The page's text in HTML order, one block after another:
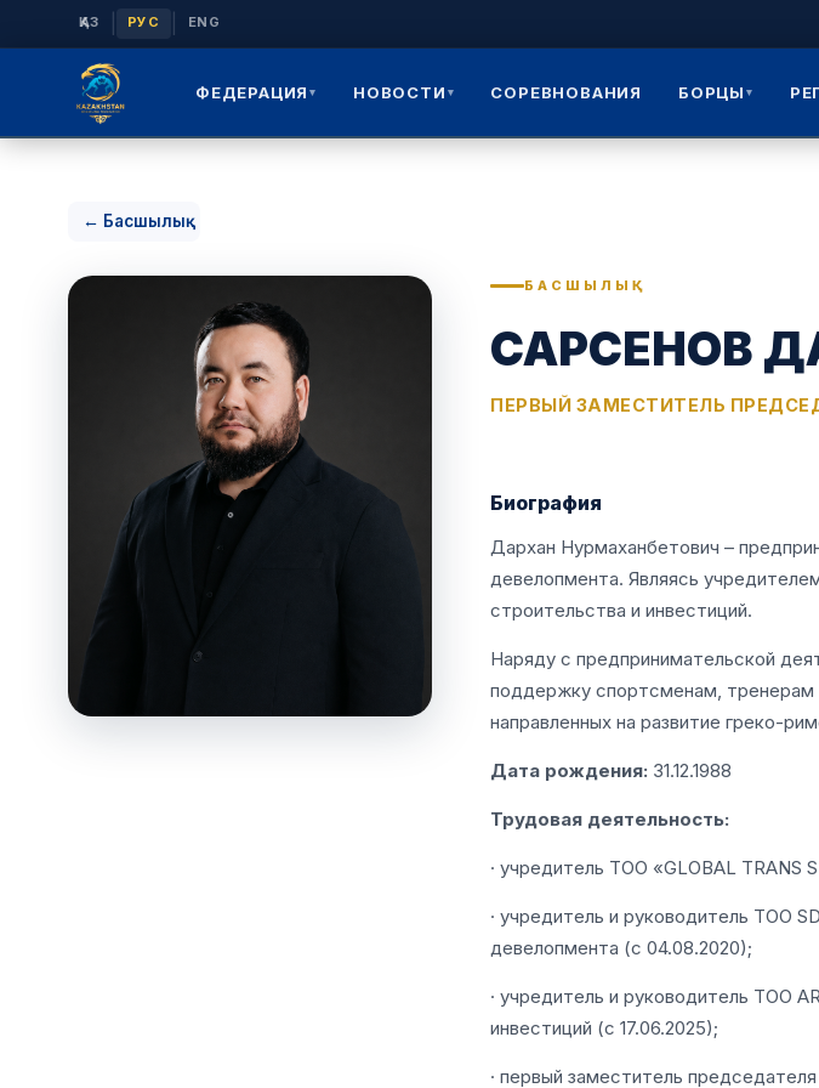
ҚАЗ РУС ENG
ФЕДЕРАЦИЯ ▾ НОВОСТИ ▾ СОРЕВНОВАНИЯ БОРЦЫ ▾
← Басшылық
БАСШЫЛЫҚ
САРСЕНОВ
ПЕРВЫЙ ЗАМЕСТИТЕЛЬ
Биография
Дархан Нурмаханбетович –
девелопмента. Являясь
строительства и инвестиций.
Наряду с предпринимательской
поддержку спортсменам, тренерам
направленных на развитие греко-
Дата рождения: 31.12.1988
Трудовая деятельность:
· учредитель ТОО «GLOBAL TRANS
· учредитель и руководитель ТОО
девелопмента (с 04.08.2020);
· учредитель и руководитель ТОО
инвестиций (с 17.06.2025);
· первый заместитель